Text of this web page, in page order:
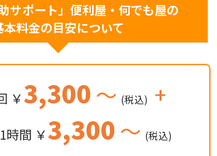
サポート」便利屋・何でも屋の
本料金の目安について
￥3,300～ (税込) +
時間 ￥3,300～ (税込)